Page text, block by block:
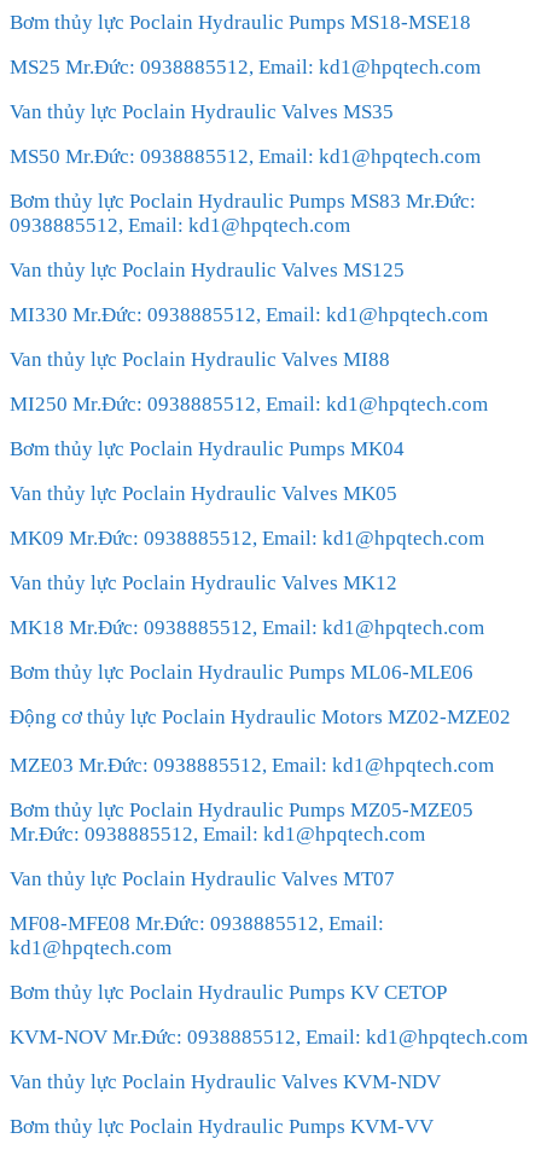
Bơm thủy lực Poclain Hydraulic Pumps MS18-MSE18
MS25 Mr.Đức: 0938885512, Email: kd1@hpqtech.com
Van thủy lực Poclain Hydraulic Valves MS35
MS50 Mr.Đức: 0938885512, Email: kd1@hpqtech.com
Bơm thủy lực Poclain Hydraulic Pumps MS83 Mr.Đức:
0938885512, Email: kd1@hpqtech.com
Van thủy lực Poclain Hydraulic Valves MS125
MI330 Mr.Đức: 0938885512, Email: kd1@hpqtech.com
Van thủy lực Poclain Hydraulic Valves MI88
MI250 Mr.Đức: 0938885512, Email: kd1@hpqtech.com
Bơm thủy lực Poclain Hydraulic Pumps MK04
Van thủy lực Poclain Hydraulic Valves MK05
MK09 Mr.Đức: 0938885512, Email: kd1@hpqtech.com
Van thủy lực Poclain Hydraulic Valves MK12
MK18 Mr.Đức: 0938885512, Email: kd1@hpqtech.com
Bơm thủy lực Poclain Hydraulic Pumps ML06-MLE06
Động cơ thủy lực Poclain Hydraulic Motors MZ02-MZE02
MZE03 Mr.Đức: 0938885512, Email: kd1@hpqtech.com
Bơm thủy lực Poclain Hydraulic Pumps MZ05-MZE05
Mr.Đức: 0938885512, Email: kd1@hpqtech.com
Van thủy lực Poclain Hydraulic Valves MT07
MF08-MFE08 Mr.Đức: 0938885512, Email:
kd1@hpqtech.com
Bơm thủy lực Poclain Hydraulic Pumps KV CETOP
KVM-NOV Mr.Đức: 0938885512, Email: kd1@hpqtech.com
Van thủy lực Poclain Hydraulic Valves KVM-NDV
Bơm thủy lực Poclain Hydraulic Pumps KVM-VV